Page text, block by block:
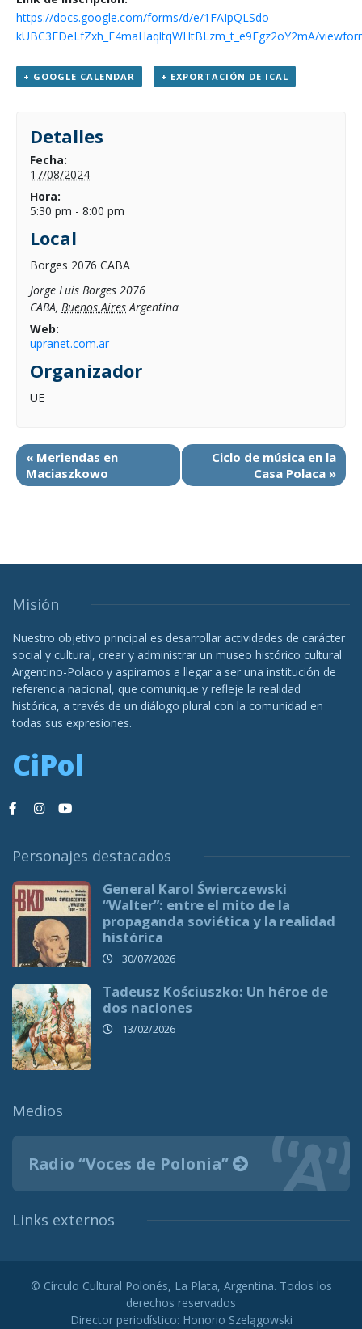
https://docs.google.com/forms/d/e/1FAIpQLSdo-
kUBC3EDeLfZxh_E4maHaqltqWHtBLzm_t_e9Egz2oY2mA/
+ GOOGLE CALENDAR + EXPORTACIÓN DE ICAL
Detalles
Fecha:
17/08/2024
Hora:
5:30 pm - 8:00 pm
Local
Borges 2076 CABA
Jorge Luis Borges 2076
CABA, Buenos Aires Argentina
Web:
upranet.com.ar
Organizador
UE
« Meriendas en
Maciaszkowo
Ciclo de música en la
Casa Polaca »
Misión
Nuestro objetivo principal es desarrollar actividades de carácter
social y cultural, crear y administrar un museo histórico cultural
Argentino-Polaco y aspiramos a llegar a ser una institución de
referencia nacional, que comunique y refleje la realidad
histórica, a través de un diálogo plural con la comunidad en
todas sus expresiones.
CiPol
Personajes destacados
General Karol Świerczewski
“Walter”: entre el mito de la
propaganda soviética y la realidad
histórica
30/07/2026
Tadeusz Kościuszko: Un héroe de
dos naciones
13/02/2026
Medios
Radio “Voces de Polonia”
Links externos
© Círculo Cultural Polonés, La Plata, Argentina. Todos los
derechos reservados
Director periodístico: Honorio Szelągowski